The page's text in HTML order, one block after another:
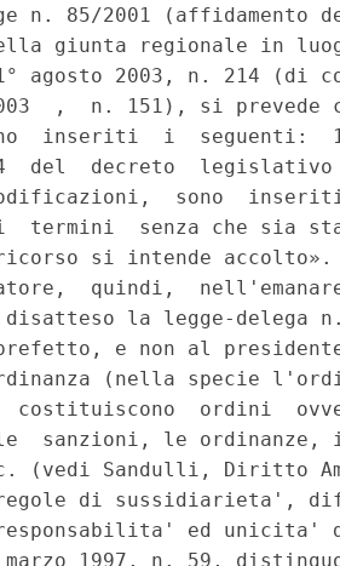
n. 85/2001 (affidamento
giunta regionale in
agosto 2003, n. 214 (di
,  n. 151), si
inseriti  i  seguenti:
del  decreto  legislativo
sono
termini  senza che sia
si intende accolto».
quindi,
disatteso la legge-delega
e non al
(nella specie
costituiscono  ordini
sanzioni, le ordinanze,
(vedi Sandulli, Diritto
di sussidiarieta',
responsabilita' ed unicita'
1997, n. 59,